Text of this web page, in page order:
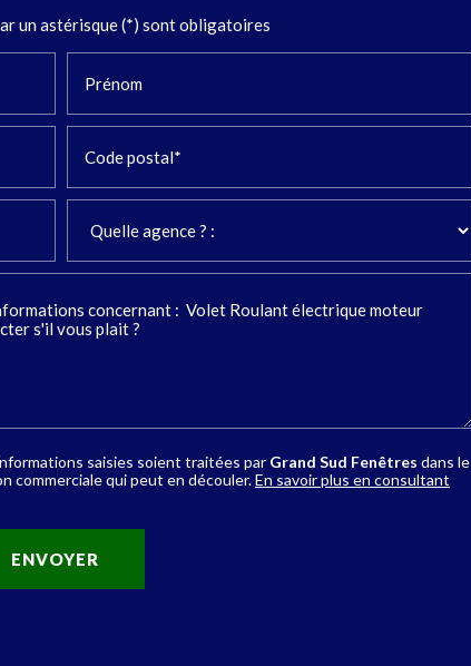
un astérisque (*) sont obligatoires
Prénom
Code postal*
saisies soient traitées par Grand Sud Fenêtres dans le
commerciale qui peut en découler.En savoir plus en consultant